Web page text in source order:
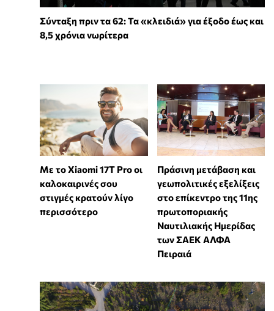
Σύνταξη πριν τα 62: Τα «κλειδιά» για έξοδο έως και
8,5 χρόνια νωρίτερα
Με το Xiaomi 17T Pro οι
καλοκαιρινές σου
στιγμές κρατούν λίγο
περισσότερο
Πράσινη μετάβαση και
γεωπολιτικές εξελίξεις
στο επίκεντρο της 11ης
πρωτοποριακής
Ναυτιλιακής Ημερίδας
των ΣΑΕΚ ΑΛΦΑ
Πειραιά